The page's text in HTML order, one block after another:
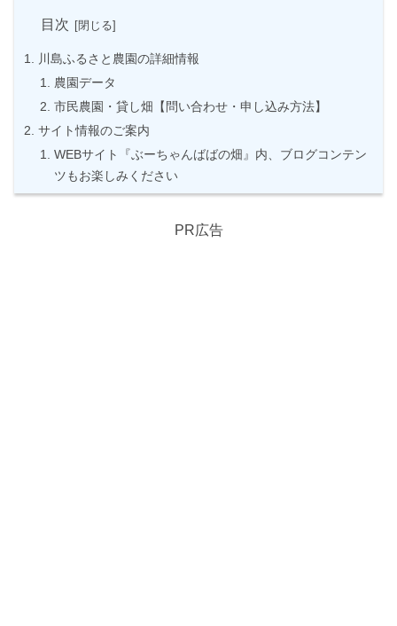
目次
川島ふるさと農園の詳細情報
農園データ
市民農園・貸し畑【問い合わせ・申し込み方法】
サイト情報のご案内
WEBサイト『ぶーちゃんばばの畑』内、ブログコンテン
ツもお楽しみください
PR広告